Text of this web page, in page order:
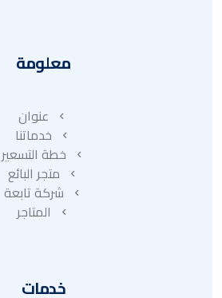
معلومة
عنوان
خدماتنا
خطة التسعير
متجر البائع
شركة تابعة
المتاجر
خدمات